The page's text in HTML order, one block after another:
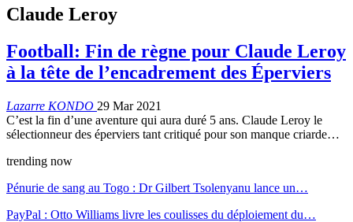
Claude Leroy
Football: Fin de règne pour Claude Leroy
à la tête de l’encadrement des Éperviers
Lazarre KONDO 29 Mar 2021
C’est la fin d’une aventure qui aura duré 5 ans. Claude Leroy le
sélectionneur des éperviers tant critiqué pour son manque criarde…
trending now
Pénurie de sang au Togo : Dr Gilbert Tsolenyanu lance un…
PayPal : Otto Williams livre les coulisses du déploiement du…